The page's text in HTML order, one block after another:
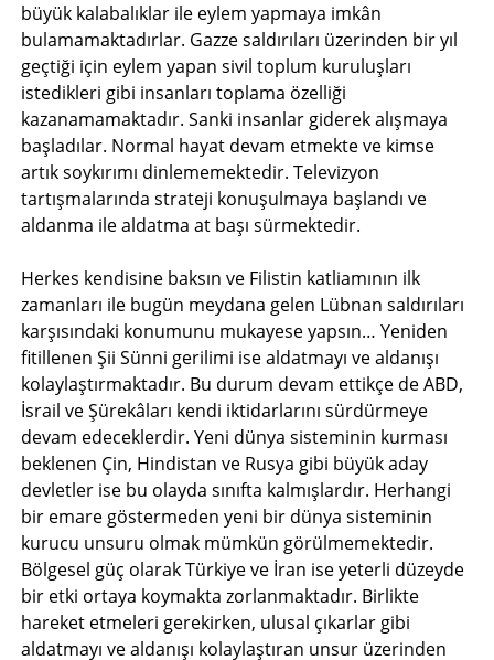
büyük kalabalıklar ile eylem yapmaya imkân
bulamamaktadırlar. Gazze saldırıları üzerinden bir yıl
geçtiği için eylem yapan sivil toplum kuruluşları
istedikleri gibi insanları toplama özelliği
kazanamamaktadır. Sanki insanlar giderek alışmaya
başladılar. Normal hayat devam etmekte ve kimse
artık soykırımı dinlememektedir. Televizyon
tartışmalarında strateji konuşulmaya başlandı ve
aldanma ile aldatma at başı sürmektedir.
Herkes kendisine baksın ve Filistin katliamının ilk
zamanları ile bugün meydana gelen Lübnan saldırıları
karşısındaki konumunu mukayese yapsın… Yeniden
fitillenen Şii Sünni gerilimi ise aldatmayı ve aldanışı
kolaylaştırmaktadır. Bu durum devam ettikçe de ABD,
İsrail ve Şürekâları kendi iktidarlarını sürdürmeye
devam edeceklerdir. Yeni dünya sisteminin kurması
beklenen Çin, Hindistan ve Rusya gibi büyük aday
devletler ise bu olayda sınıfta kalmışlardır. Herhangi
bir emare göstermeden yeni bir dünya sisteminin
kurucu unsuru olmak mümkün görülmemektedir.
Bölgesel güç olarak Türkiye ve İran ise yeterli düzeyde
bir etki ortaya koymakta zorlanmaktadır. Birlikte
hareket etmeleri gerekirken, ulusal çıkarlar gibi
aldatmayı ve aldanışı kolaylaştıran unsur üzerinden